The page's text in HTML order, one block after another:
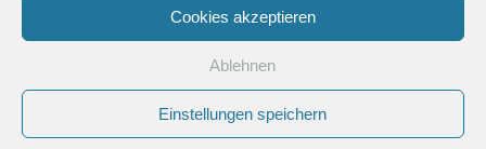
Cookies akzeptieren
Ablehnen
Einstellungen speichern
Zum Seitenanfang
Mobil Desktop